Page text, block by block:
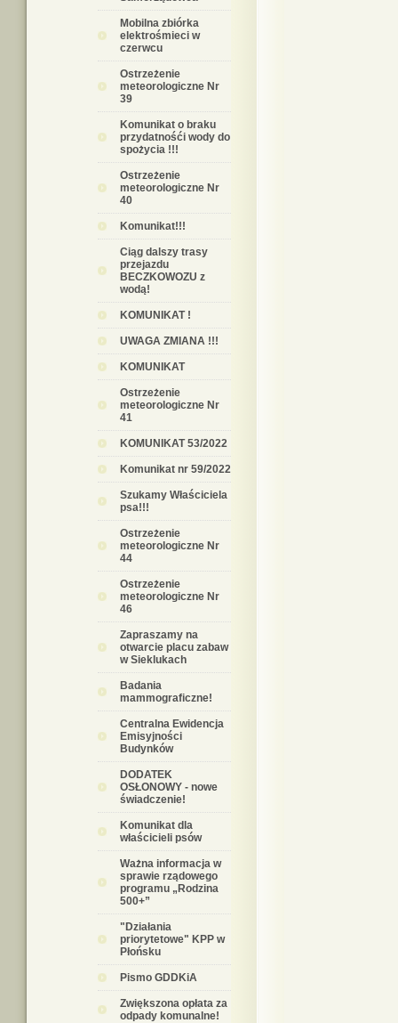
Mobilna zbiórka
elektrośmieci w
czerwcu
Ostrzeżenie
meteorologiczne Nr
39
Komunikat o braku
przydatnośći wody do
spożycia !!!
Ostrzeżenie
meteorologiczne Nr
40
Komunikat!!!
Ciąg dalszy trasy
przejazdu
BECZKOWOZU z
wodą!
KOMUNIKAT !
UWAGA ZMIANA !!!
KOMUNIKAT
Ostrzeżenie
meteorologiczne Nr
41
KOMUNIKAT 53/2022
Komunikat nr 59/2022
Szukamy Właściciela
psa!!!
Ostrzeżenie
meteorologiczne Nr
44
Ostrzeżenie
meteorologiczne Nr
46
Zapraszamy na
otwarcie placu zabaw
w Sieklukach
Badania
mammograficzne!
Centralna Ewidencja
Emisyjności
Budynków
DODATEK
OSŁONOWY - nowe
świadczenie!
Komunikat dla
właścicieli psów
Ważna informacja w
sprawie rządowego
programu „Rodzina
500+”
"Działania
priorytetowe" KPP w
Płońsku
Pismo GDDKiA
Zwiększona opłata za
odpady komunalne!